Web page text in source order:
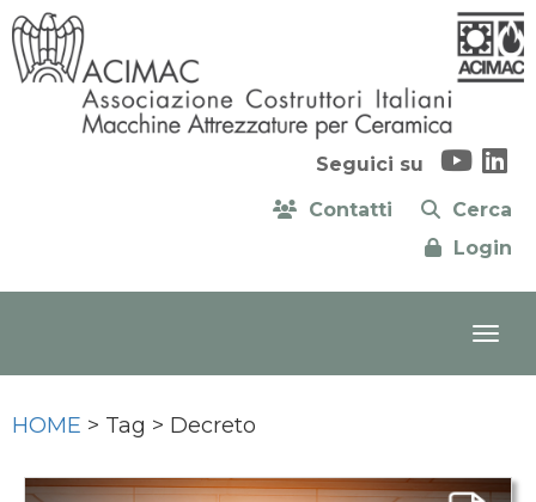
Seguici su
Contatti
Cerca
Login
HOME > Tag > Decreto